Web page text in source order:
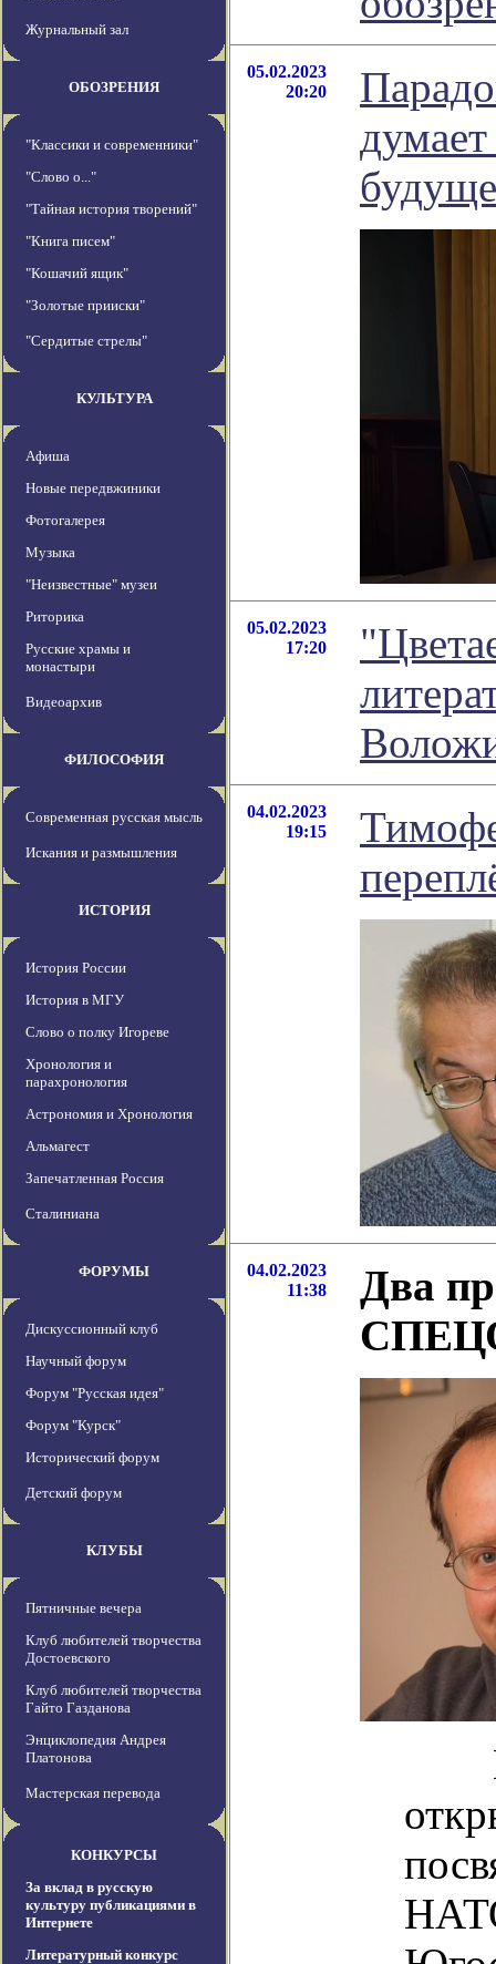
Журнальный зал
ОБОЗРЕНИЯ
"Классики и современники"
"Слово о..."
"Тайная история творений"
"Книга писем"
"Кошачий ящик"
"Золотые прииски"
"Сердитые стрелы"
КУЛЬТУРА
Афиша
Новые передвжиники
Фотогалерея
Музыка
"Неизвестные" музеи
Риторика
Русские храмы и
монастыри
Видеоархив
ФИЛОСОФИЯ
Современная русская мысль
Искания и размышления
ИСТОРИЯ
История России
История в МГУ
Слово о полку Игореве
Хронология и
парахронология
Астрономия и Хронология
Альмагест
Запечатленная Россия
Сталиниана
ФОРУМЫ
Дискуссионный клуб
Научный форум
Форум "Русская идея"
Форум "Курск"
Исторический форум
Детский форум
КЛУБЫ
Пятничные вечера
Клуб любителей творчества
Достоевского
Клуб любителей творчества
Гайто Газданова
Энциклопедия Андрея
Платонова
Мастерская перевода
КОНКУРСЫ
За вклад в русскую
культуру публикациями в
Интернете
Литературный конкурс
05.02.2023
20:20
05.02.2023
17:20
04.02.2023
19:15
04.02.2023
11:38
Два